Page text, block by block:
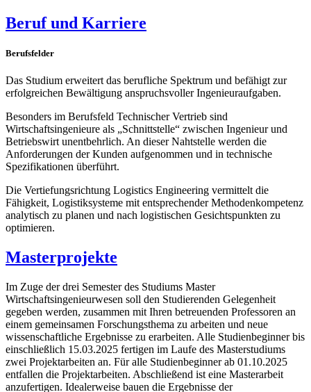
Beruf und Karriere
Berufsfelder
Das Studium erweitert das berufliche Spektrum und befähigt zur
erfolgreichen Bewältigung anspruchsvoller Ingenieuraufgaben.
Besonders im Berufsfeld Technischer Vertrieb sind
Wirtschaftsingenieure als „Schnittstelle“ zwischen Ingenieur und
Betriebswirt unentbehrlich. An dieser Nahtstelle werden die
Anforderungen der Kunden aufgenommen und in technische
Spezifikationen überführt.
Die Vertiefungsrichtung Logistics Engineering vermittelt die
Fähigkeit, Logistiksysteme mit entsprechender Methodenkompetenz
analytisch zu planen und nach logistischen Gesichtspunkten zu
optimieren.
Masterprojekte
Im Zuge der drei Semester des Studiums Master
Wirtschaftsingenieurwesen soll den Studierenden Gelegenheit
gegeben werden, zusammen mit Ihren betreuenden Professoren an
einem gemeinsamen Forschungsthema zu arbeiten und neue
wissenschaftliche Ergebnisse zu erarbeiten. Alle Studienbeginner bis
einschließlich 15.03.2025 fertigen im Laufe des Masterstudiums
zwei Projektarbeiten an. Für alle Studienbeginner ab 01.10.2025
entfallen die Projektarbeiten. Abschließend ist eine Masterarbeit
anzufertigen. Idealerweise bauen die Ergebnisse der